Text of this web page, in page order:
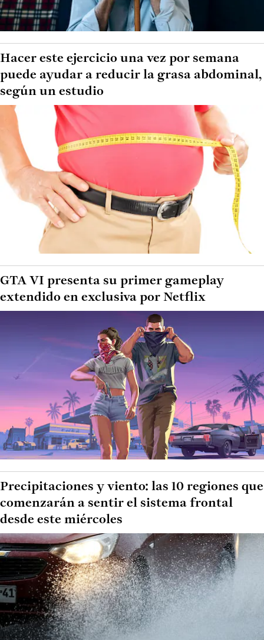
Hacer este ejercicio una vez por semana
puede ayudar a reducir la grasa abdominal,
según un estudio
GTA VI presenta su primer gameplay
extendido en exclusiva por Netflix
Precipitaciones y viento: las 10 regiones que
comenzarán a sentir el sistema frontal
desde este miércoles